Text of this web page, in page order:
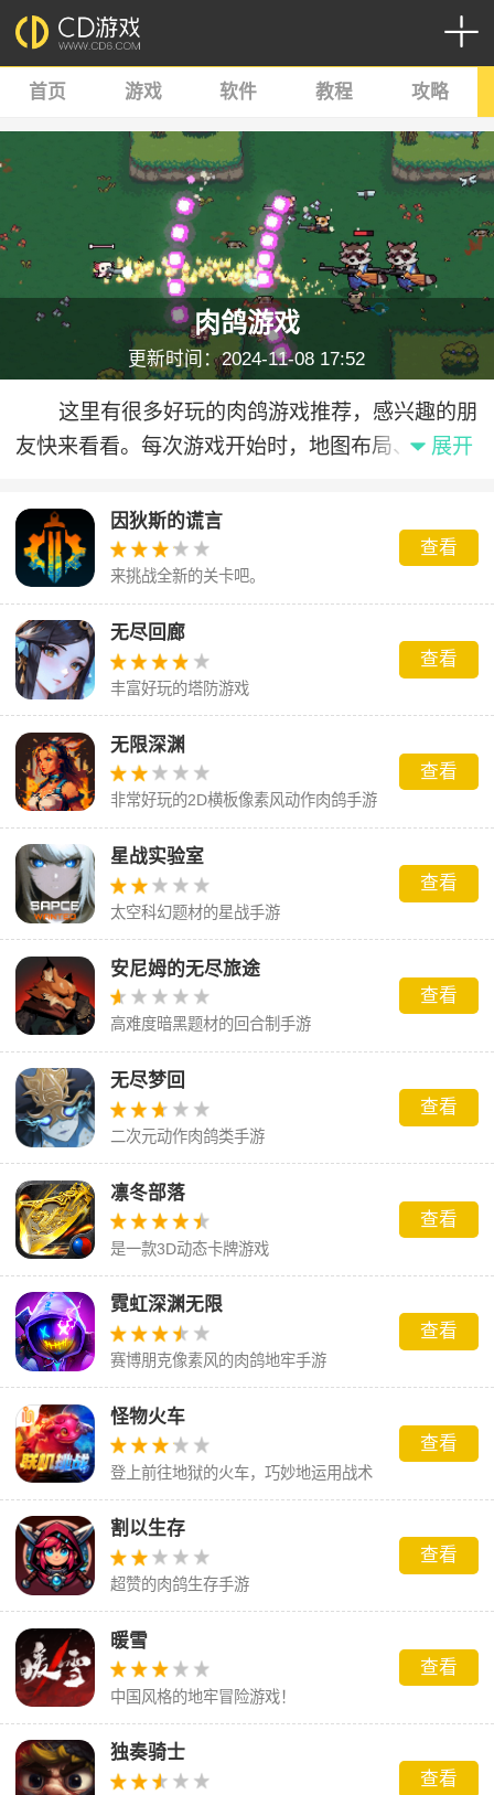
首页 游戏 软件 教程 攻略
肉鸽游戏
更新时间：2024-11-08 17:52
这里有很多好玩的肉鸽游戏推荐，感兴趣的朋
友快来看看。每次游戏开始时，地图布局、敌人位
体验的新鲜感。角色一旦死亡，玩家就必须从头开
始游戏。不过，一些肉鸽游戏会允许玩家在死后保
留一些经验值、货币或者其他资源，以帮助玩家在
下一次游戏中取得更好的成绩，这类游戏比较有挑
战性，但是游戏过程也是比较解压的。
展开
因狄斯的谎言
来挑战全新的关卡吧。
查看
无尽回廊
丰富好玩的塔防游戏
查看
无限深渊
非常好玩的2D横板像素风动作肉鸽手游
查看
星战实验室
太空科幻题材的星战手游
查看
安尼姆的无尽旅途
高难度暗黑题材的回合制手游
查看
无尽梦回
二次元动作肉鸽类手游
查看
凛冬部落
是一款3D动态卡牌游戏
查看
霓虹深渊无限
赛博朋克像素风的肉鸽地牢手游
查看
怪物火车
登上前往地狱的火车，巧妙地运用战术
来守卫多个纵向战场。多名玩家实时竞
技
查看
割以生存
超赞的肉鸽生存手游
查看
暖雪
中国风格的地牢冒险游戏！
查看
独奏骑士
查看